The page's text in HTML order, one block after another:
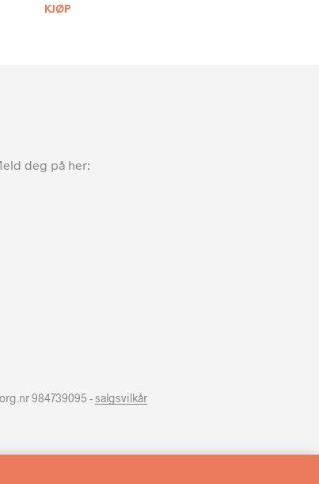
KJØP
deg på her:
984739095 -salgsvilkår